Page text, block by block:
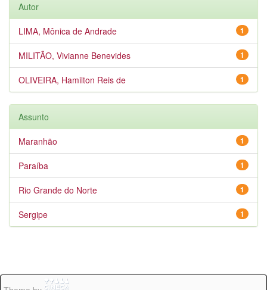
Autor
1
LIMA, Mônica de Andrade
1
MILITÃO, Vivianne Benevides
1
OLIVEIRA, Hamilton Reis de
Assunto
1
Maranhão
1
Paraíba
1
Rio Grande do Norte
1
Sergipe